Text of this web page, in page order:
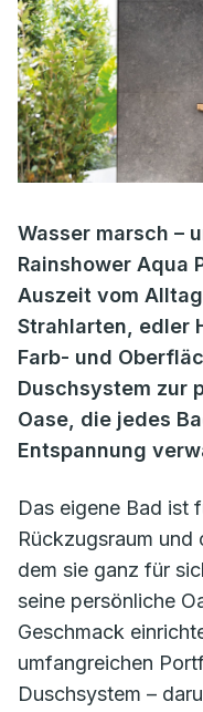
Wasser marsch –
Rainshower Aqua
Auszeit vom
Strahlarten, edler
Farb- und
Duschsystem zur
Oase, die jedes
Entspannung
Das eigene Bad ist
Rückzugsraum und
dem sie ganz für
seine persönliche
Geschmack
umfangreichen
Duschsystem –